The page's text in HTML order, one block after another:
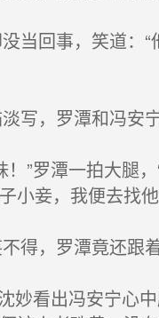
当回事，笑道：“
写，罗潭和冯安
”罗潭一拍大腿
小妾，我便去找
得，罗潭竟还跟着
妙看出冯安宁心